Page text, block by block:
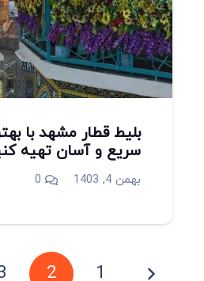
بلیط قطار مشهد با
سریع و آسان تهیه
بهمن 4, 1403 0
1
2